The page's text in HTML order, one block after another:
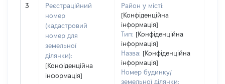
3
Реєстраційний
номер
(кадастровий
номер для
земельної
ділянки):
[Конфіденційна
інформація]
Район у місті:
[Конфіденційна
інформація]
Тип: [Конфіденційна
інформація]
Назва: [Конфіденційна
інформація]
Номер будинку/
земельної ділянки: